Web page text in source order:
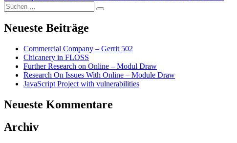
Beitrag:
Suchen
nach:
Suchen
Neueste Beiträge
Commercial Company – Gerrit 502
Chicanery in FLOSS
Further Research on Online – Modul Draw
Research On Issues With Online – Module Draw
JavaScript Project with vulnerabilities
Neueste Kommentare
Archiv